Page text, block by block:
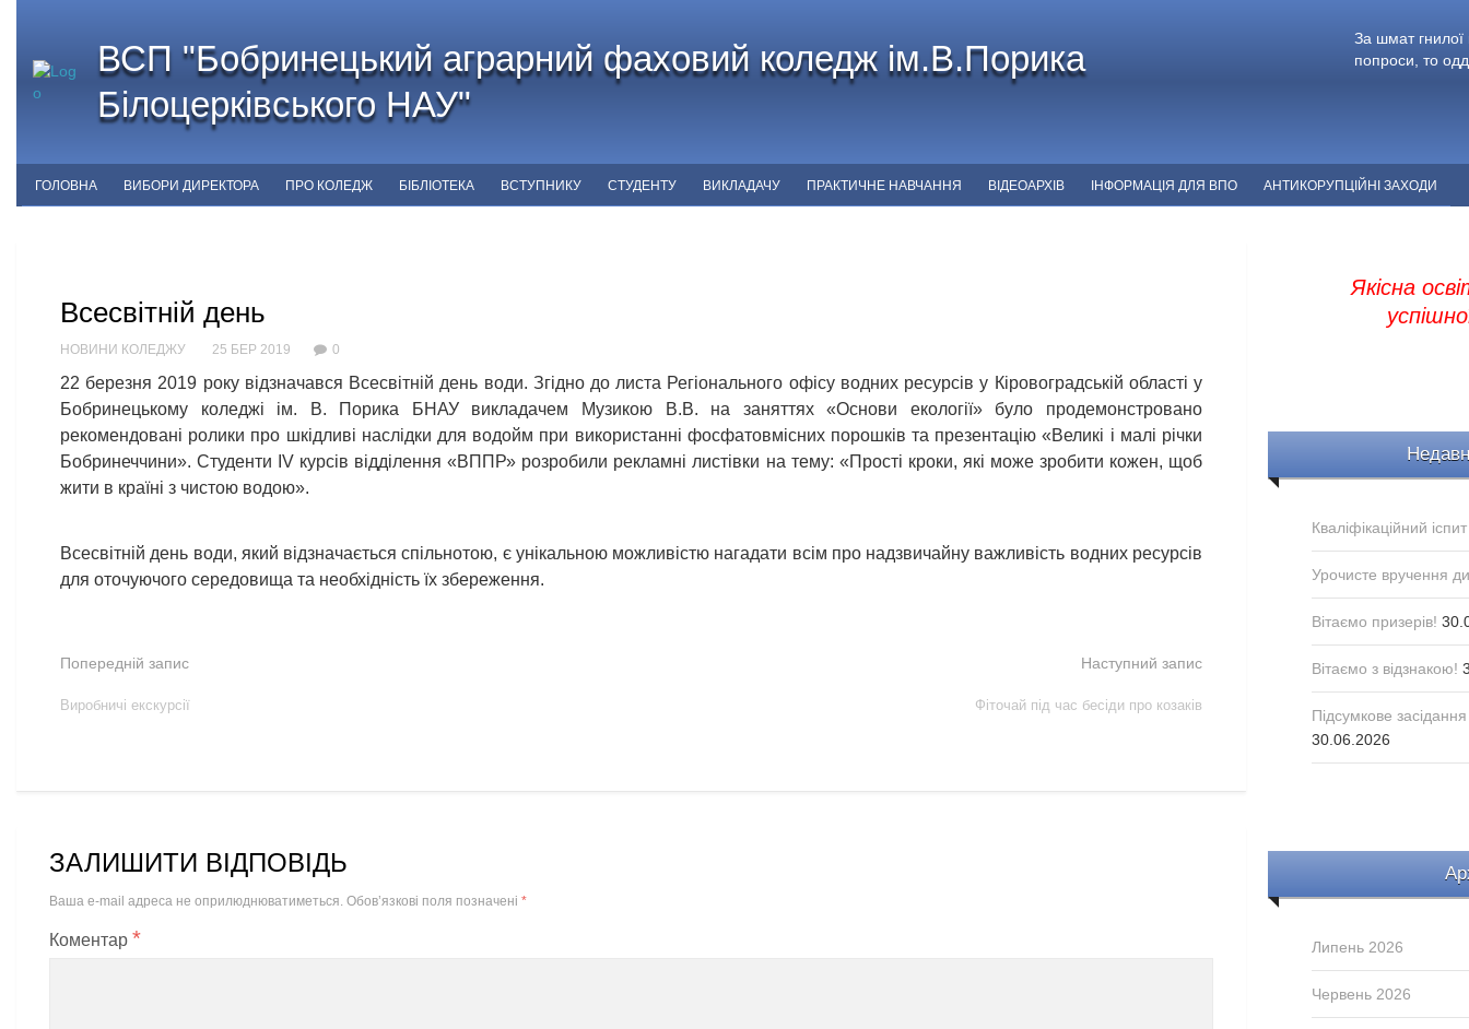
ВСП "Бобринецький аграрний фаховий коледж ім.В.Порика
Білоцерківського НАУ"
За шмат гнилої
попроси, то
ГОЛОВНА ВИБОРИ ДИРЕКТОРА ПРО КОЛЕДЖ БІБЛІОТЕКА ВСТУПНИКУ СТУДЕНТУ ВИКЛАДАЧУ ПРАКТИЧНЕ НАВЧАННЯ ВІДЕОАРХІВ ІНФОРМАЦІЯ ДЛЯ ВПО АНТИКОРУПЦІЙНІ ЗАХОДИ
Всесвітній день
НОВИНИ КОЛЕДЖУ 25 БЕР 2019 0
22 березня 2019 року відзначався Всесвітній день води. Згідно до листа Регіонального офісу водних ресурсів у Кіровоградській області у
Бобринецькому коледжі ім. В. Порика БНАУ викладачем Музикою В.В. на заняттях «Основи екології» було продемонстровано
рекомендовані ролики про шкідливі наслідки для водойм при використанні фосфатовмісних порошків та презентацію «Великі і малі річки
Бобринеччини». Студенти IV курсів відділення «ВППР» розробили рекламні листівки на тему: «Прості кроки, які може зробити кожен, щоб
жити в країні з чистою водою».
Всесвітній день води, який відзначається спільнотою, є унікальною можливістю нагадати всім про надзвичайну важливість водних ресурсів
для оточуючого середовища та необхідність їх збереження.
Попередній запис
Виробничі екскурсії
Наступний запис
Фіточай під час бесіди про козаків
ЗАЛИШИТИ ВІДПОВІДЬ
Ваша e-mail адреса не оприлюднюватиметься. Обов’язкові поля позначені *
Коментар *
Якісна
Кваліфікаційний іспит
Урочисте вручення
Вітаємо призерів!
Вітаємо з відзнакою!
Підсумкове
30.06.2026
Липень 2026
Червень 2026